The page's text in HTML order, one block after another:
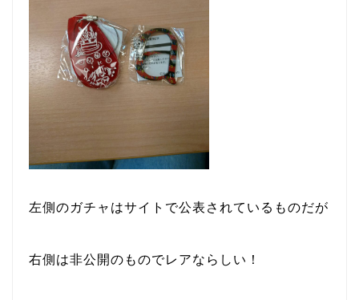
左側のガチャはサイトで公表されているものだが
右側は非公開のものでレアならしい！